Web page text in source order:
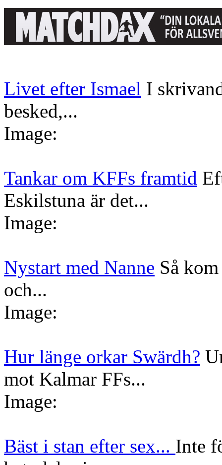
Livet efter Ismael I
besked,...
Image:
Tankar om KFFs framtid
Eskilstuna är det...
Image:
Nystart med Nanne Så
och...
Image:
Hur länge orkar Swärdh?
mot Kalmar FFs...
Image:
Bäst i stan efter sex... Inte